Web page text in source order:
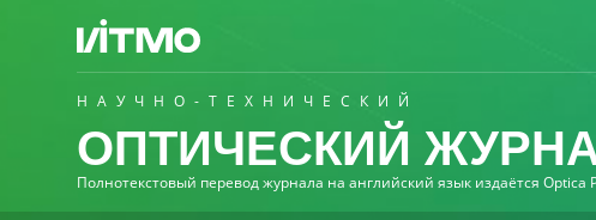
НАУЧНО-ТЕХНИЧЕСКИЙ
ОПТИЧЕСКИЙ
Полнотекстовый перевод журнала на английский язык издаётся Optica